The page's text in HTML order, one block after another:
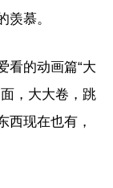
羡慕。
看的动画篇“大
，大大卷，跳
西现在也有，